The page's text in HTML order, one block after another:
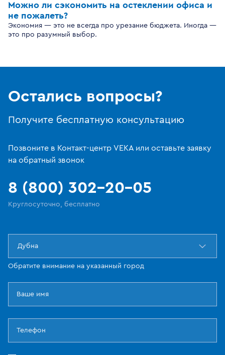
Можно ли сэкономить на остеклении офиса и
не пожалеть?
Экономия — это не всегда про урезание бюджета. Иногда —
это про разумный выбор.
Остались вопросы?
Получите бесплатную консультацию
Позвоните в Контакт-центр VEKA или оставьте заявку
на обратный звонок
8 (800) 302-20-05
Круглосуточно, бесплатно
Дубна
Обратите внимание на указанный город